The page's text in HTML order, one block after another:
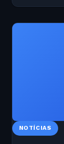
NOTÍCIAS